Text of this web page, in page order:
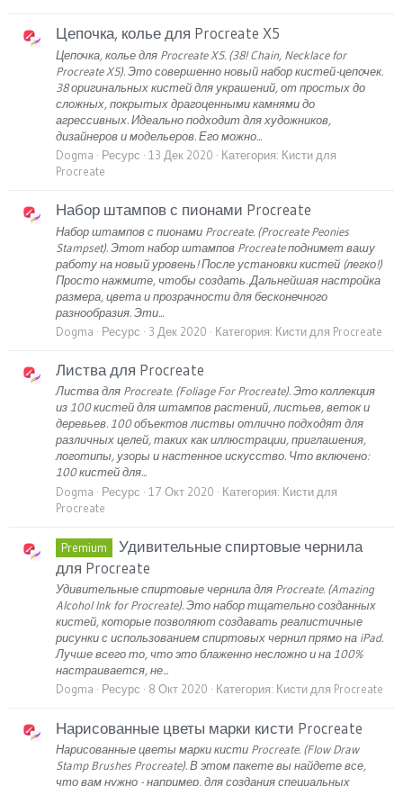
Цепочка, колье для Procreate X5
Цепочка, колье для Procreate X5. (38! Chain, Necklace for
Procreate X5). Это совершенно новый набор кистей-цепочек.
38 оригинальных кистей для украшений, от простых до
сложных, покрытых драгоценными камнями до
агрессивных. Идеально подходит для художников,
дизайнеров и модельеров. Его можно...
Dogma
Ресурс 13 Дек 2020 Категория: Кисти для
Procreate
Набор штампов с пионами Procreate
Набор штампов с пионами Procreate. (Procreate Peonies
Stampset). Этот набор штампов Procreate поднимет вашу
работу на новый уровень! После установки кистей (легко!)
Просто нажмите, чтобы создать. Дальнейшая настройка
размера, цвета и прозрачности для бесконечного
разнообразия. Эти...
Dogma
Ресурс 3 Дек 2020 Категория: Кисти для Procreate
Листва для Procreate
Листва для Procreate. (Foliage For Procreate). Это коллекция
из 100 кистей для штампов растений, листьев, веток и
деревьев. 100 объектов листвы отлично подходят для
различных целей, таких как иллюстрации, приглашения,
логотипы, узоры и настенное искусство. Что включено:
100 кистей для...
Dogma
Ресурс 17 Окт 2020 Категория: Кисти для
Procreate
Premium
Удивительные спиртовые чернила
для Procreate
Удивительные спиртовые чернила для Procreate. (Amazing
Alcohol Ink for Procreate). Это набор тщательно созданных
кистей, которые позволяют создавать реалистичные
рисунки с использованием спиртовых чернил прямо на iPad.
Лучше всего то, что это блаженно несложно и на 100%
настраивается, не...
Dogma
Ресурс 8 Окт 2020 Категория: Кисти для Procreate
Нарисованные цветы марки кисти Procreate
Нарисованные цветы марки кисти Procreate. (Flow Draw
Stamp Brushes Procreate). В этом пакете вы найдете все,
что вам нужно - например, для создания специальных